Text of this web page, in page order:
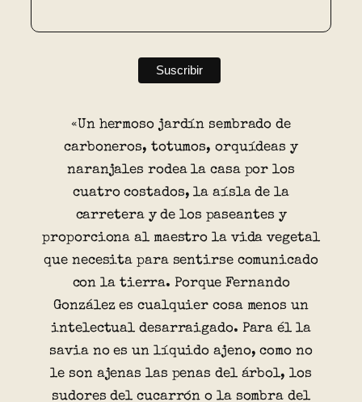
«Un hermoso jardín sembrado de
carboneros, totumos, orquídeas y
naranjales rodea la casa por los
cuatro costados, la aísla de la
carretera y de los paseantes y
proporciona al maestro la vida vegetal
que necesita para sentirse comunicado
con la tierra. Porque Fernando
González es cualquier cosa menos un
intelectual desarraigado. Para él la
savia no es un líquido ajeno, como no
le son ajenas las penas del árbol, los
sudores del cucarrón o la sombra del